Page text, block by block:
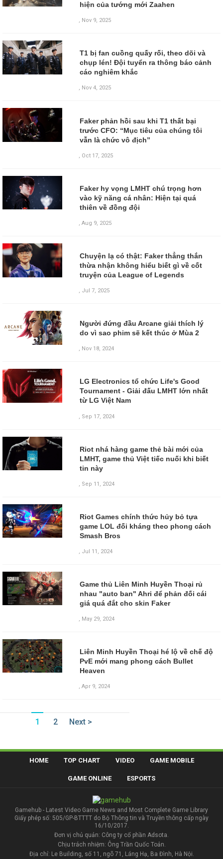
hiện của tướng mới Zaahen
, Nov 9, 2025
T1 bị fan cuồng quấy rối, theo dõi và
chụp lén! Đội tuyển ra thông báo cảnh
cáo nghiêm khắc
, Nov 4, 2025
Faker phản hồi sau khi T1 thất bại
trước CFO: “Mục tiêu của chúng tôi
vẫn là chức vô địch”
, Oct 17, 2025
Faker hy vọng LMHT chú trọng hơn
vào kỹ năng cá nhân: Hiện tại quá
thiên về đồng đội
,Aug 9, 2025
Chuyện lạ có thật: Faker thẳng thắn
thừa nhận không hiểu biết gì về cốt
truyện của League of Legends
, Jul 7, 2025
Người đứng đầu Arcane giải thích lý
do vì sao phim sẽ kết thúc ở Mùa 2
, Nov 18, 2024
LG Electronics tổ chức Life's Good
Tournament - Giải đấu LMHT lớn nhất
từ LG Việt Nam
Sep 17, 2024
Riot nhá hàng game thẻ bài mới của
LMHT, game thủ Việt tiếc nuối khi biết
tin này
, Sep 11, 2024
Riot Games chính thức hủy bỏ tựa
game LOL đối kháng theo phong cách
Smash Bros
, Jul 11, 2024
Game thủ Liên Minh Huyền Thoại rủ
nhau "auto ban" Ahri để phản đối cái
giá quá đắt cho skin Faker
, May 29, 2024
Liên Minh Huyền Thoại hé lộ về chế độ
PvE mới mang phong cách Bullet
Heaven
,Apr 9, 2024
1 2 Next >
HOME TOP CHART VIDEO GAME MOBILE
GAME ONLINE ESPORTS
Gamehub - Latest Video Game News and Most Complete Game Library
Giấy phép số: 505/GP-BTTTT do Bộ Thông tin và Truyền thông cấp ngày
16/10/2017.
Đơn vị chủ quản: Công ty cổ phần Adsota.
Chịu trách nhiệm: Ông Trần Quốc Toản.
Địa chỉ: Le Building, số 11, ngõ 71, Láng Hạ, Ba Đình, Hà Nội.